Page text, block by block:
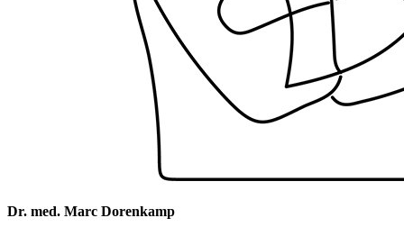
Dr. med. Marc Dorenkamp